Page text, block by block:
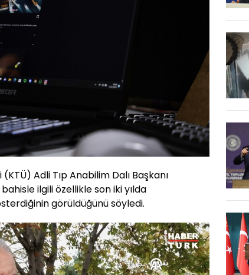
Adli Tıp Anabilim Dalı Başkanı
ilgili özellikle son iki yılda
görüldüğünü söyledi.